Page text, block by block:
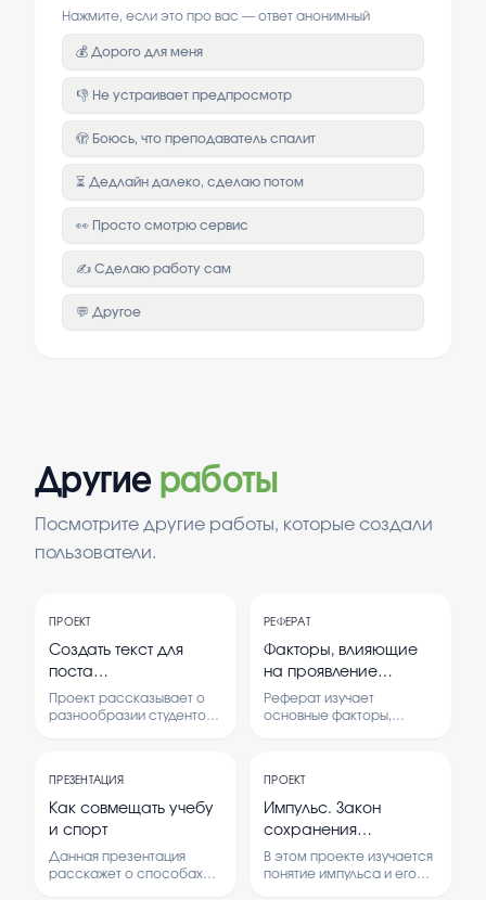
Нажмите, если это про вас — ответ анонимный
💰 Дорого для меня
👎 Не устраивает предпросмотр
🫣 Боюсь, что преподаватель спалит
⏳ Дедлайн далеко, сделаю потом
👀 Просто смотрю сервис
✍️ Сделаю работу сам
💬 Другое
Другие работы
Посмотрите другие работы, которые создали
пользователи.
ПРОЕКТ
Создать текст для
поста
#ПоступилПравильно
с фотографиями
все разные, но все
поступили правильно
выбрав техникум
Проект рассказывает о
разнообразии студентов,
выбор техникума
считается правильным и
важным для будущего.
РЕФЕРАТ
Факторы, влияющие
на проявление
скоростно-силовых
способностей.
Реферат изучает
основные факторы,
человека. Понимание этих
факторов важно для
оптимизации
тренировочного
процесса и повышения
спортивных результатов.
ПРЕЗЕНТАЦИЯ
Как совмещать учебу
и спорт
Данная презентация
расскажет о способах
ПРОЕКТ
Импульс. Закон
сохранения
импульса.
В этом проекте изучается
понятие импульса и его